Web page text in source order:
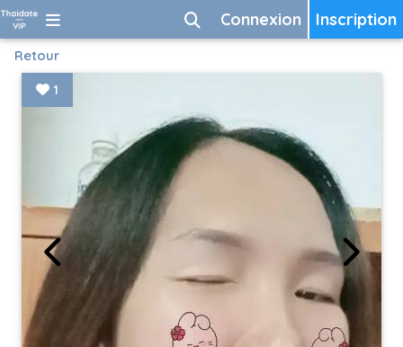
Inscription
Connexion
Retour
1